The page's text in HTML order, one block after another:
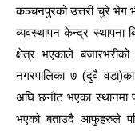
कञ्चनपुरको उत्तरी चुरे भेग
व्यवस्थापन केन्द्र स्थापना
क्षेत्र भएकाले
नगरपालिका ७ (दुवै
अघि छनौट भएका स्थानमा
भएको बताउदै आफुहरुले